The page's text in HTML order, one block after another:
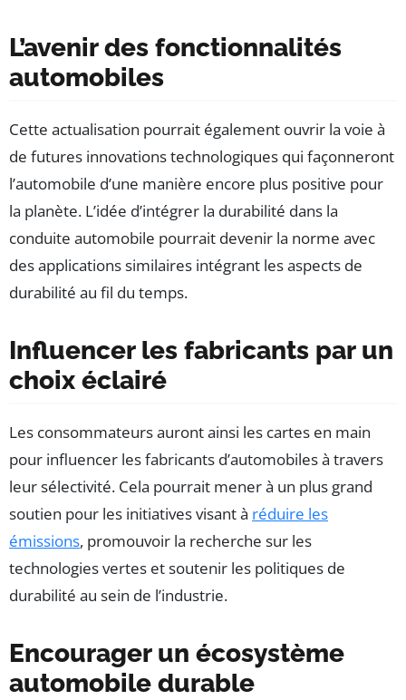
L’avenir des fonctionnalités
automobiles
Cette actualisation pourrait également ouvrir la voie à
de futures innovations technologiques qui façonneront
l’automobile d’une manière encore plus positive pour
la planète. L’idée d’intégrer la durabilité dans la
conduite automobile pourrait devenir la norme avec
des applications similaires intégrant les aspects de
durabilité au fil du temps.
Influencer les fabricants par un
choix éclairé
Les consommateurs auront ainsi les cartes en main
pour influencer les fabricants d’automobiles à travers
leur sélectivité. Cela pourrait mener à un plus grand
soutien pour les initiatives visant à réduire les
émissions, promouvoir la recherche sur les
technologies vertes et soutenir les politiques de
durabilité au sein de l’industrie.
Encourager un écosystème
automobile durable